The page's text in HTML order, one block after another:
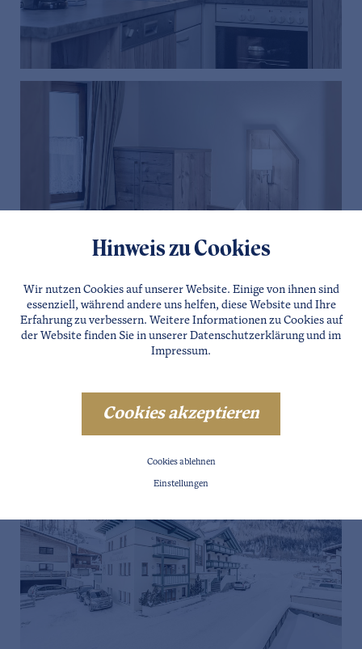
Hinweis zu Cookies
Wir nutzen Cookies auf unserer Website. Einige von ihnen sind
essenziell, während andere uns helfen, diese Website und Ihre
Erfahrung zu verbessern. Weitere Informationen zu Cookies auf
der Website finden Sie in unserer Datenschutzerklärungund im
Impressum.
Cookies akzeptieren
Cookies ablehnen
Einstellungen